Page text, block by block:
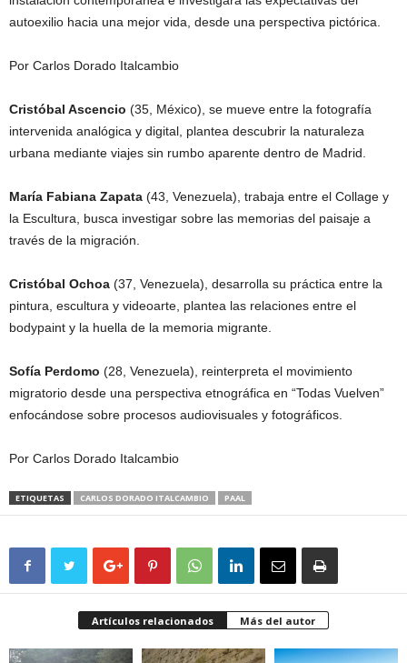
autoexilio hacia una mejor vida, desde una perspectiva pictórica.
Por Carlos Dorado Italcambio
Cristóbal Ascencio (35, México), se mueve entre la fotografía
intervenida analógica y digital, plantea descubrir la naturaleza
urbana mediante viajes sin rumbo aparente dentro de Madrid.
María Fabiana Zapata (43, Venezuela), trabaja entre el Collage y
la Escultura, busca investigar sobre las memorias del paisaje a
través de la migración.
Cristóbal Ochoa (37, Venezuela), desarrolla su práctica entre la
pintura, escultura y videoarte, plantea las relaciones entre el
bodypaint y la huella de la memoria migrante.
Sofía Perdomo (28, Venezuela), reinterpreta el movimiento
migratorio desde una perspectiva etnográfica en “Todas Vuelven”
enfocándose sobre procesos audiovisuales y fotográficos.
Por Carlos Dorado Italcambio
ETIQUETAS CARLOS DORADO ITALCAMBIO PAAL
Artículos relacionados Más del autor